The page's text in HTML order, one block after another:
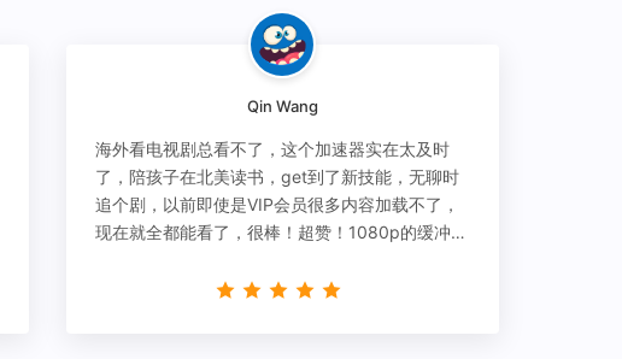
Qin Wang
海外看电视剧总看不了，这个加速器实在太及时
了，陪孩子在北美读书，get到了新技能，无聊时
追个剧，以前即使是VIP会员很多内容加载不了，
现在就全都能看了，很棒！超赞！1080p的缓冲完